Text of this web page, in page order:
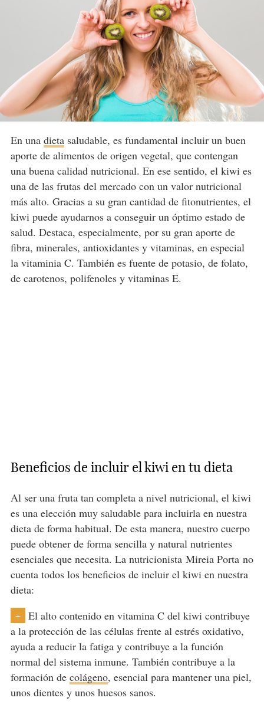
En una dietasaludable, es fundamental incluir un buen
aporte de alimentos de origen vegetal, que contengan
una buena calidad nutricional. En ese sentido, el kiwi es
una de las frutas del mercado con un valor nutricional
más alto. Gracias a su gran cantidad de fitonutrientes, el
kiwi puede ayudarnos a conseguir un óptimo estado de
salud. Destaca, especialmente, por su gran aporte de
fibra, minerales, antioxidantes y vitaminas, en especial
la vitaminia C. También es fuente de potasio, de folato,
de carotenos, polifenoles y vitaminas E.
Beneficios de incluir el kiwi en tu dieta
Al ser una fruta tan completa a nivel nutricional, el kiwi
es una elección muy saludable para incluirla en nuestra
dieta de forma habitual. De esta manera, nuestro cuerpo
puede obtener de forma sencilla y natural nutrientes
esenciales que necesita. La nutricionista Mireia Porta no
cuenta todos los beneficios de incluir el kiwi en nuestra
dieta:
+
El alto contenido en vitamina C del kiwi contribuye
a la protección de las células frente al estrés oxidativo,
ayuda a reducir la fatiga y contribuye a la función
normal del sistema inmune. También contribuye a la
formación de colágeno, esencial para mantener una piel,
unos dientes y unos huesos sanos.